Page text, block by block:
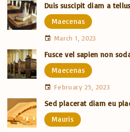
Duis suscipit diam a
Maecenas
March 1, 2023
Fusce vel sapien non
Maecenas
February 25, 2023
Sed placerat diam eu
Mauris